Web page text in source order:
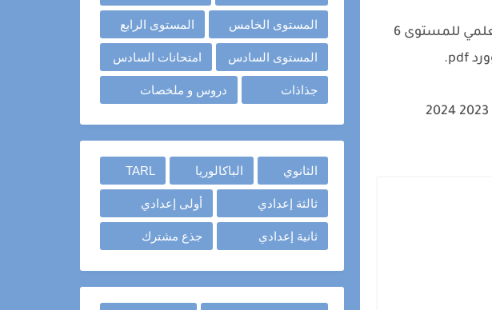
نقدم لكم في هذا الموضوع التوزيع السنوي أو التخطيط السنوي فضاء النشاط العلمي للمستوى 6
المستوى الخامس المستوى الرابع
المستوى السادس امتحانات السادس
جذاذات دروس و ملخصات
الثانوي الباكالوريا TARL
ثالثة إعدادي أولى إعدادي
ثانية إعدادي جذع مشترك